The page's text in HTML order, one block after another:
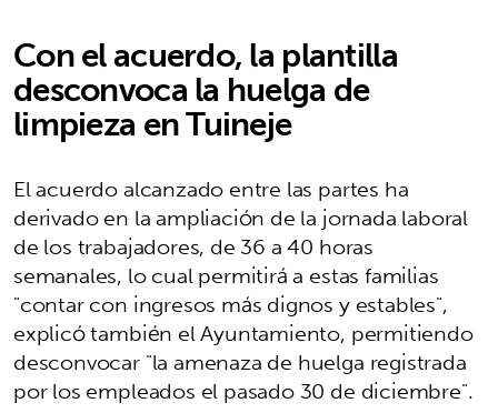
Con el acuerdo, la plantilla
desconvoca la huelga de
limpieza en Tuineje
El acuerdo alcanzado entre las partes ha
derivado en la ampliación de la jornada laboral
de los trabajadores, de 36 a 40 horas
semanales, lo cual permitirá a estas familias
"contar con ingresos más dignos y estables",
explicó también el Ayuntamiento, permitiendo
desconvocar "la amenaza de huelga registrada
por los empleados el pasado 30 de diciembre".